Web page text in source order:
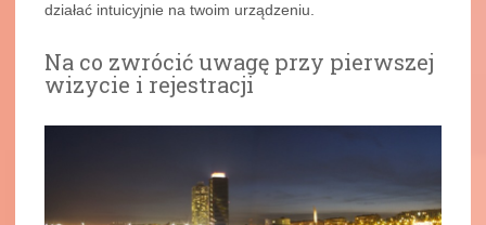
działać intuicyjnie na twoim urządzeniu.
Na co zwrócić uwagę przy pierwszej
wizycie i rejestracji